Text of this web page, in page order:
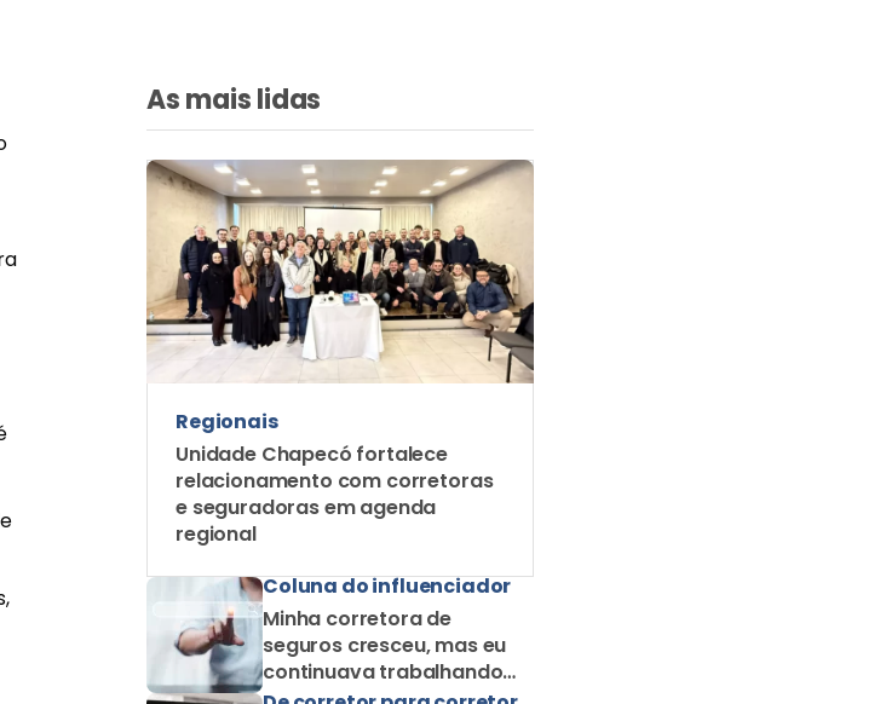
Regionais
Unidade Chapecó fortalece
relacionamento com corretoras
e seguradoras em agenda
regional
Minha corretora de
seguros cresceu, mas eu
continuava trabalhando
como corretor solo
De corretor para corretor
preço do banco e o
atendimento do corretor?
De corretor para corretor
Escolher ser disruptivo no
mercado de seguros